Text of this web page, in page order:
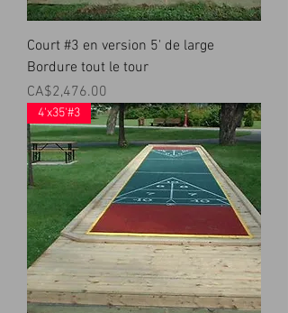
Court #3 en version 5' de large
Bordure tout le tour
Prix
CA$2,476.00
4'x35'#3